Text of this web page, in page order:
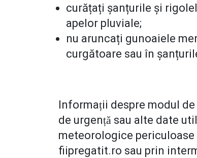
curățați șanțurile și
apelor pluviale;
nu aruncați gunoaiele
curgătoare sau în
Informații despre modul
de urgență sau alte date
meteorologice
fiipregatit.ro sau prin